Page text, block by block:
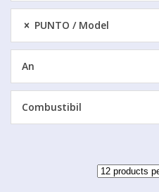
PUNTO Model
An
Combustibil